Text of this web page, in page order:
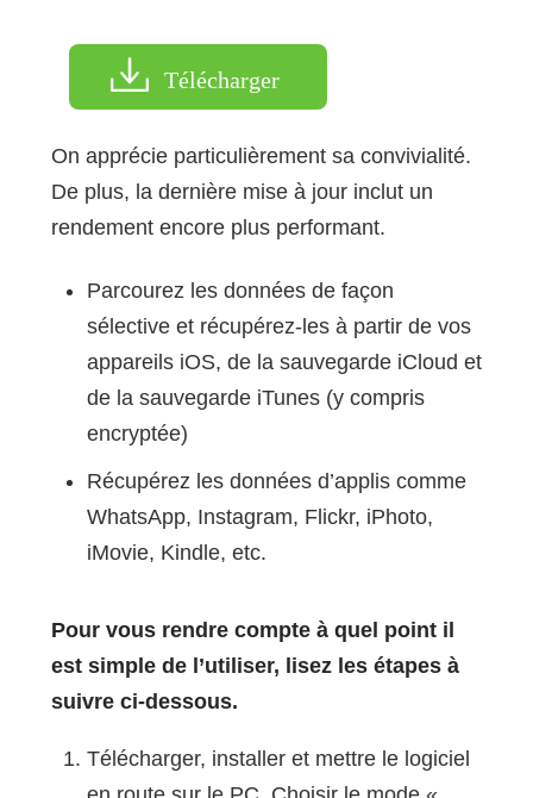
Télécharger
On apprécie particulièrement sa convivialité.
De plus, la dernière mise à jour inclut un
rendement encore plus performant.
Parcourez les données de façon
sélective et récupérez-les à partir de vos
appareils iOS, de la sauvegarde iCloud et
de la sauvegarde iTunes (y compris
encryptée)
Récupérez les données d’applis comme
WhatsApp, Instagram, Flickr, iPhoto,
iMovie, Kindle, etc.
Pour vous rendre compte à quel point il
est simple de l’utiliser, lisez les étapes à
suivre ci-dessous.
Télécharger, installer et mettre le logiciel